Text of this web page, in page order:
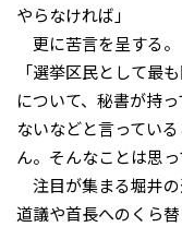
やらなければ」
更に苦言を呈する。
「選挙区民として最
について、秘書が持
ないなどと言ってい
ん。そんなことは思
注目が集まる堀井
道議や首長へのくら